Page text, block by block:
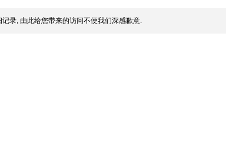
录, 由此给您带来的访问不便我们深感歉意.